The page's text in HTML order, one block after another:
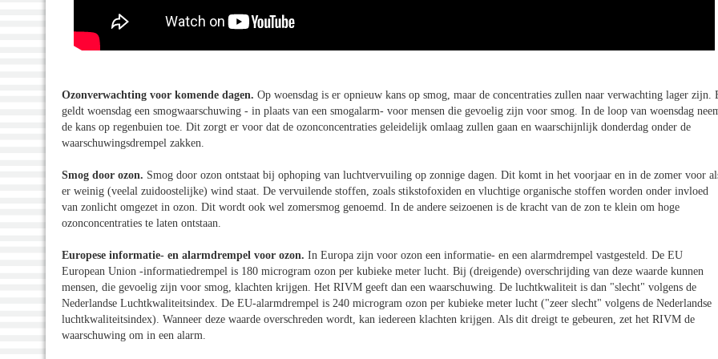
Ozonverwachting voor komende dagen. Op woensdag is er opnieuw kans op smog, maar de concentraties zullen naar verwachting lager zijn.
geldt woensdag een smogwaarschuwing - in plaats van een smogalarm- voor mensen die gevoelig zijn voor smog. In de loop van woensdag
de kans op regenbuien toe. Dit zorgt er voor dat de ozonconcentraties geleidelijk omlaag zullen gaan en waarschijnlijk donderdag onder de
waarschuwingsdrempel zakken.
Smog door ozon. Smog door ozon ontstaat bij ophoping van luchtvervuiling op zonnige dagen. Dit komt in het voorjaar en in de zomer voor
er weinig (veelal zuidoostelijke) wind staat. De vervuilende stoffen, zoals stikstofoxiden en vluchtige organische stoffen worden onder invloed
van zonlicht omgezet in ozon. Dit wordt ook wel zomersmog genoemd. In de andere seizoenen is de kracht van de zon te klein om hoge
ozonconcentraties te laten ontstaan.
Europese informatie- en alarmdrempel voor ozon. In Europa zijn voor ozon een informatie- en een alarmdrempel vastgesteld. De EU
European Union -informatiedrempel is 180 microgram ozon per kubieke meter lucht. Bij (dreigende) overschrijding van deze waarde kunnen
mensen, die gevoelig zijn voor smog, klachten krijgen. Het RIVM geeft dan een waarschuwing. De luchtkwaliteit is dan "slecht" volgens de
Nederlandse Luchtkwaliteitsindex. De EU-alarmdrempel is 240 microgram ozon per kubieke meter lucht ("zeer slecht" volgens de Nederlandse
luchtkwaliteitsindex). Wanneer deze waarde overschreden wordt, kan iedereen klachten krijgen. Als dit dreigt te gebeuren, zet het RIVM de
waarschuwing om in een alarm.